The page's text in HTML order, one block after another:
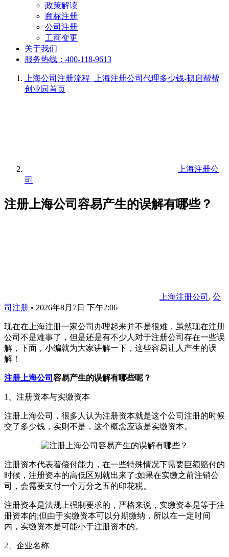
政策解读
商标注册
公司注册
工商变更
关于我们
服务热线：400-118-9613
上海公司注册流程_上海注册公司代理多少钱-韧启帮帮
创业园首页
上海注册公
司
注册上海公司容易产生的误解有哪些？
上海注册公司 , 公
司注册 • 2026年8月7日 下午2:06
现在在上海注册一家公司办理起来并不是很难，虽然现在注册
公司不是难事了，但是还是有不少人对于注册公司存在一些误
解，下面，小编就为大家讲解一下，这些容易让人产生的误
解！
注册上海公司 容易产生的误解有哪些呢？
1、注册资本与实缴资本
注册上海公司，很多人认为注册资本就是这个公司注册的时候
交了多少钱，实则不是，这个概念应该是实缴资本。
注册资本代表着偿付能力，在一些特殊情况下需要巨额赔付的
时候，注册资本的高低区别就出来了;如果在实缴之前注销公
司，会需要支付一个万分之五的印花税。
注册资本是法规上强制要求的，严格来说，实缴资本是等于注
册资本的;但由于实缴资本可以分期缴纳，所以在一定时间
内，实缴资本是可能小于注册资本的。
2、企业名称